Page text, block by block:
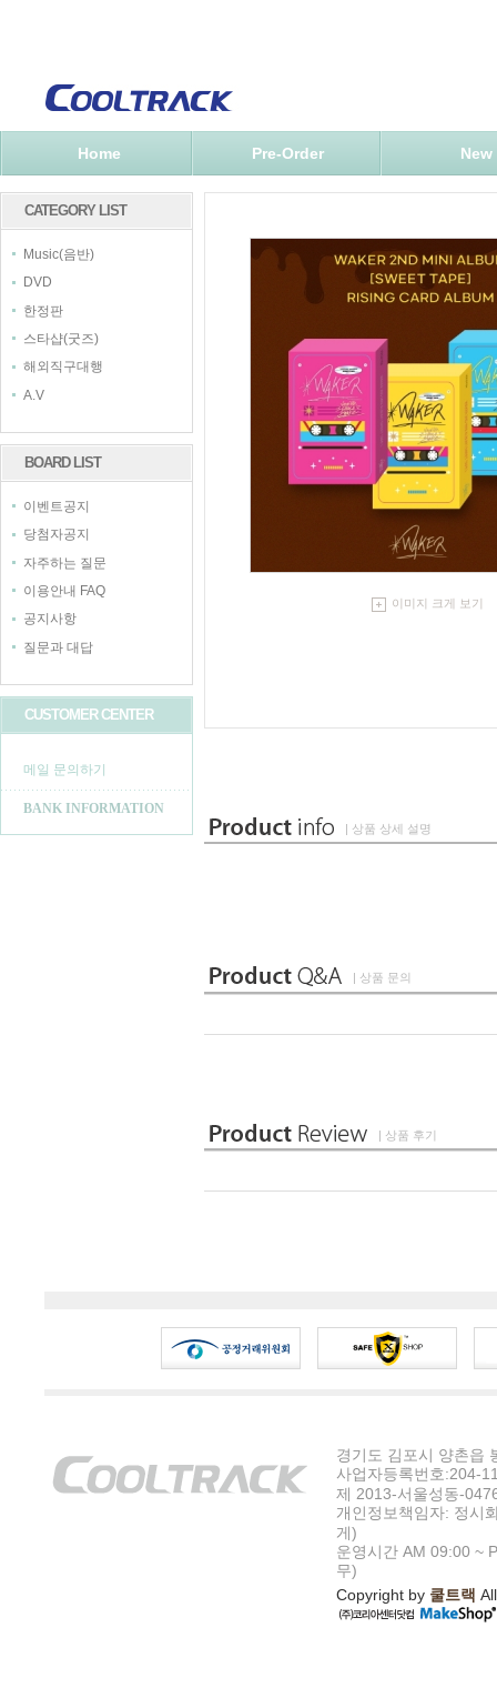
Home Pre-Order New
CATEGORY LIST
Music(음반)
DVD
한정판
스타샵(굿즈)
해외직구대행
A.V
BOARD LIST
이벤트공지
당첨자공지
자주하는 질문
이용안내 FAQ
공지사항
질문과 대답
CUSTOMER CENTER
메일 문의하기
BANK INFORMATION
이미지 크게 보기
| 상품 상세 설명
| 상품 문의
| 상품 후기
경기도 김포시 양촌읍
사업자등록번호:204-
제 2013-서울성동-
개인정보책임자: 정시
게)
운영시간 AM 09:00 ~
무)
Copyright by 쿨트랙